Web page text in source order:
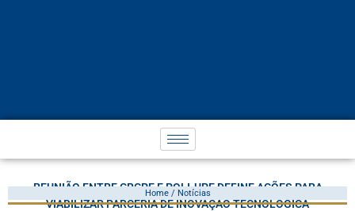
REUNIÃO ENTRE CRCPE E POLI-UPE DEFINE AÇÕES PARA
VIABILIZAR PARCERIA DE INOVAÇÃO TECNOLÓGICA
Home / Notícias